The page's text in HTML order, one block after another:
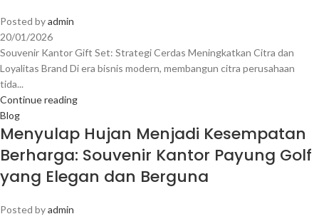
Posted byadmin
20/01/2026
Souvenir Kantor Gift Set: Strategi Cerdas Meningkatkan Citra dan
Loyalitas Brand Di era bisnis modern, membangun citra perusahaan
tida...
Continue reading
Blog
Menyulap Hujan Menjadi Kesempatan
Berharga: Souvenir Kantor Payung Golf
yang Elegan dan Berguna
Posted byadmin